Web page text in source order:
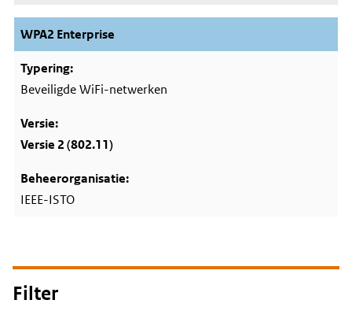
WPA2 Enterprise
Beveiligde WiFi-netwerken
Versie 2 (802.11)
IEEE-ISTO
Filter